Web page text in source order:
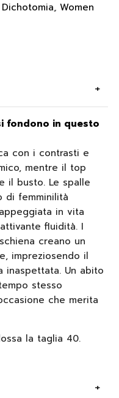
Dichotomia, Women
fondono in questo
con i contrasti e
mentre il top
il busto. Le spalle
di femminilità
in vita
fluidità. I
creano un
impreziosendo il
inaspettata. Un abito
stesso
che merita
la taglia 40.